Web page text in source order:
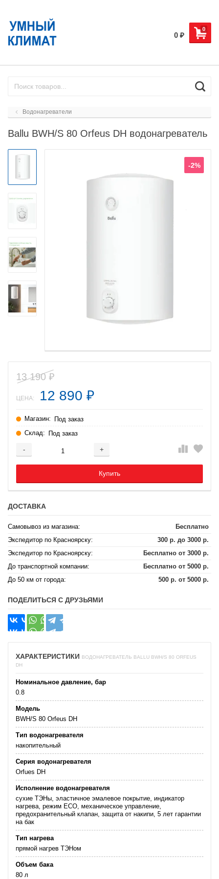
0
0 ₽
Водонагреватели
Ballu BWH/S 80 Orfeus DH водонагреватель
-2%
13 190 ₽
ЦЕНА: 12 890 ₽
Магазин: Под заказ
Склад: Под заказ
- +
Добавляется...
Купить
Добавлен
ДОСТАВКА
Самовывоз из магазина:
Бесплатно
Экспедитор по Красноярску:
300 р. до 3000 р.
Экспедитор по Красноярску:
Бесплатно от 3000 р.
До транспортной компании:
Бесплатно от 5000 р.
До 50 км от города:
500 р. от 5000 р.
ПОДЕЛИТЬСЯ С ДРУЗЬЯМИ
ХАРАКТЕРИСТИКИ ВОДОНАГРЕВАТЕЛЬ BALLU BWH/S 80 ORFEUS
DH
Номинальное давление, бар
0.8
Модель
BWH/S 80 Orfeus DH
Тип водонагревателя
накопительный
Серия водонагревателя
Orfues DH
Исполнение водонагревателя
сухие ТЭНы, эластичное эмалевое покрытие, индикатор
нагрева, режим ECO, механическое управление,
предохранительный клапан, защита от накипи, 5 лет гарантии
на бак
Тип нагрева
прямой нагрев ТЭНом
Объем бака
80 л